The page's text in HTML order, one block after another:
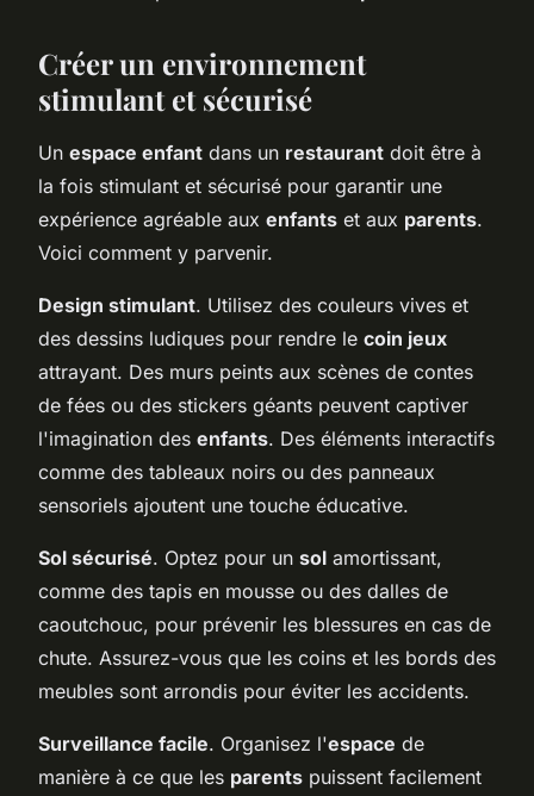
Créer un environnement
stimulant et sécurisé
Un espace enfant dans un restaurant doit être à
la fois stimulant et sécurisé pour garantir une
expérience agréable aux enfants et aux parents.
Voici comment y parvenir.
Design stimulant. Utilisez des couleurs vives et
des dessins ludiques pour rendre le coin jeux
attrayant. Des murs peints aux scènes de contes
de fées ou des stickers géants peuvent captiver
l'imagination des enfants. Des éléments interactifs
comme des tableaux noirs ou des panneaux
sensoriels ajoutent une touche éducative.
Sol sécurisé. Optez pour un sol amortissant,
comme des tapis en mousse ou des dalles de
caoutchouc, pour prévenir les blessures en cas de
chute. Assurez-vous que les coins et les bords des
meubles sont arrondis pour éviter les accidents.
Surveillance facile. Organisez l'espace de
manière à ce que les parents puissent facilement